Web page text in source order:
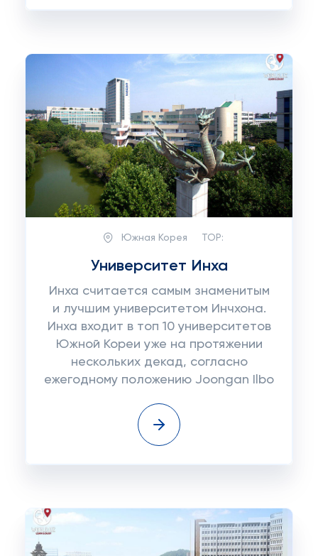
Южная Корея TOP:
Университет Инха
Инха считается самым знаменитым
и лучшим университетом Инчхона.
Инха входит в топ 10 университетов
Южной Кореи уже на протяжении
нескольких декад, согласно
ежегодному положению Joongan Ilbo